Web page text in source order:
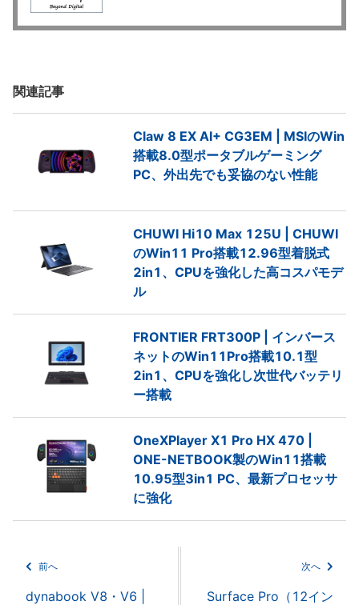
関連記事
Claw 8 EX AI+ CG3EM | MSIのWin
搭載8.0型ポータブルゲーミング
PC、外出先でも妥協のない性能
CHUWI Hi10 Max 125U | CHUWI
のWin11 Pro搭載12.96型着脱式
2in1、CPUを強化した高コスパモデ
ル
FRONTIER FRT300P | インバース
ネットのWin11Pro搭載10.1型
2in1、CPUを強化し次世代バッテリ
ー搭載
OneXPlayer X1 Pro HX 470 |
ONE-NETBOOK製のWin11搭載
10.95型3in1 PC、最新プロセッサ
に強化
前へ
dynabook V8・V6 |
次へ
Surface Pro（12イン